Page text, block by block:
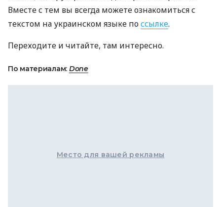
Вместе с тем вы всегда можете ознакомиться с
текстом на украинском языке поссылке.
Переходите и читайте, там интересно.
По материалам: Done
Место для вашей рекламы